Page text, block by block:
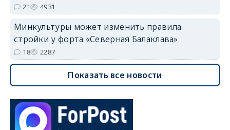
21 4931
Минкультуры может изменить правила
стройки у форта «Северная Балаклава»
18 2287
Показать все новости